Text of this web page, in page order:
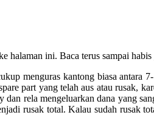
halaman ini. Baca terus sampai
menguras kantong biasa antara
part yang telah aus atau rusak,
rela mengeluarkan dana yang
rusak total. Kalau sudah rusak